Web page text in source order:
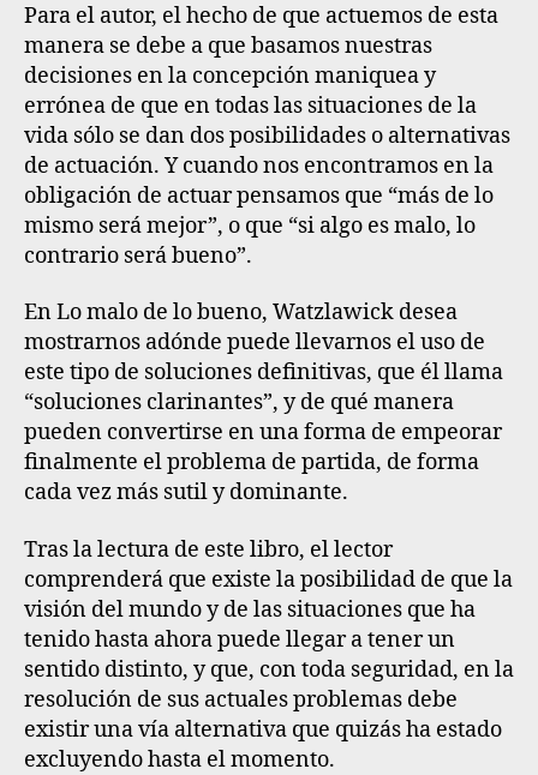
Para el autor, el hecho de que actuemos de esta
manera se debe a que basamos nuestras
decisiones en la concepción maniquea y
errónea de que en todas las situaciones de la
vida sólo se dan dos posibilidades o alternativas
de actuación. Y cuando nos encontramos en la
obligación de actuar pensamos que “más de lo
mismo será mejor”, o que “si algo es malo, lo
contrario será bueno”.
En Lo malo de lo bueno, Watzlawick desea
mostrarnos adónde puede llevarnos el uso de
este tipo de soluciones definitivas, que él llama
“soluciones clarinantes”, y de qué manera
pueden convertirse en una forma de empeorar
finalmente el problema de partida, de forma
cada vez más sutil y dominante.
Tras la lectura de este libro, el lector
comprenderá que existe la posibilidad de que la
visión del mundo y de las situaciones que ha
tenido hasta ahora puede llegar a tener un
sentido distinto, y que, con toda seguridad, en la
resolución de sus actuales problemas debe
existir una vía alternativa que quizás ha estado
excluyendo hasta el momento.